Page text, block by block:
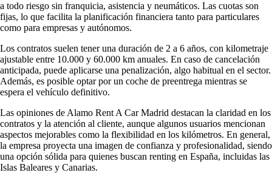
a todo riesgo sin franquicia, asistencia y neumáticos. Las cuotas son
fijas, lo que facilita la planificación financiera tanto para particulares
como para empresas y autónomos.
Los contratos suelen tener una duración de 2 a 6 años, con kilometraje
ajustable entre 10.000 y 60.000 km anuales. En caso de cancelación
anticipada, puede aplicarse una penalización, algo habitual en el sector.
Además, es posible optar por un coche de preentrega mientras se
espera el vehículo definitivo.
Las opiniones de Alamo Rent A Car Madrid destacan la claridad en los
contratos y la atención al cliente, aunque algunos usuarios mencionan
aspectos mejorables como la flexibilidad en los kilómetros. En general,
la empresa proyecta una imagen de confianza y profesionalidad, siendo
una opción sólida para quienes buscan renting en España, incluidas las
Islas Baleares y Canarias.